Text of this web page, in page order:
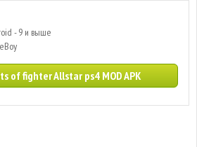
- 9 и выше
of fighter Allstar ps4 MOD APK